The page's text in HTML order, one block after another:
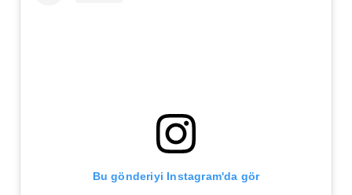
Bu gönderiyi Instagram'da gör